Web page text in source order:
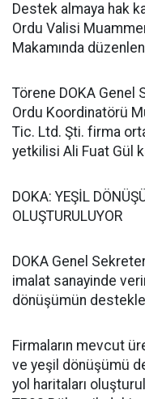
Destek almaya hak
Ordu Valisi
Makamında
Törene DOKA Genel
Ordu Koordinatörü
Tic. Ltd. Şti. firma
yetkilisi Ali Fuat Gül
DOKA: YEŞİL
OLUŞTURULUYOR
DOKA Genel
imalat sanayinde
dönüşümün
Firmaların mevcut
ve yeşil dönüşümü
yol haritaları